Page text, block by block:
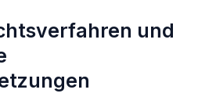
und